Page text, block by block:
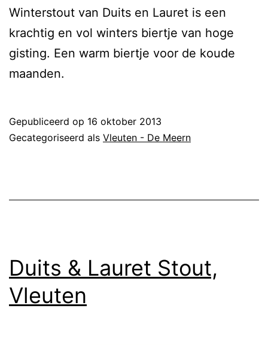
Winterstout van Duits en Lauret is een
krachtig en vol winters biertje van hoge
gisting. Een warm biertje voor de koude
maanden.
Gepubliceerd op 16 oktober 2013
Gecategoriseerd als Vleuten - De Meern
Duits & Lauret Stout,
Vleuten